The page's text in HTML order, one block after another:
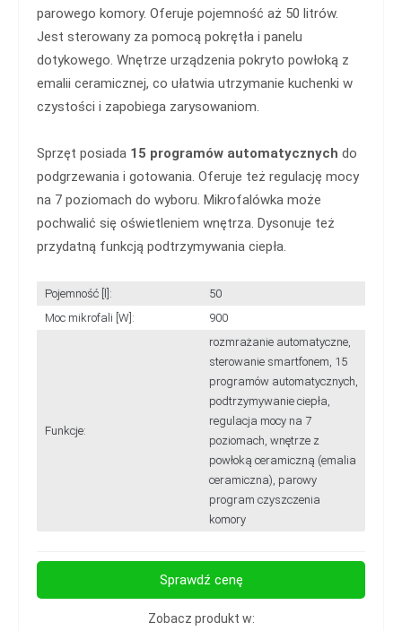
parowego komory. Oferuje pojemność aż 50 litrów.
Jest sterowany za pomocą pokrętła i panelu
dotykowego. Wnętrze urządzenia pokryto powłoką z
emalii ceramicznej, co ułatwia utrzymanie kuchenki w
czystości i zapobiega zarysowaniom.
Sprzęt posiada 15 programów automatycznych do
podgrzewania i gotowania. Oferuje też regulację mocy
na 7 poziomach do wyboru. Mikrofalówka może
pochwalić się oświetleniem wnętrza. Dysonuje też
przydatną funkcją podtrzymywania ciepła.
Pojemność [l]:
50
Moc mikrofali [W]:
900
Funkcje:
rozmrażanie automatyczne,
sterowanie smartfonem, 15
programów automatycznych,
podtrzymywanie ciepła,
regulacja mocy na 7
poziomach, wnętrze z
powłoką ceramiczną (emalia
ceramiczna), parowy
program czyszczenia
komory
Sprawdź cenę
Zobacz produkt w: